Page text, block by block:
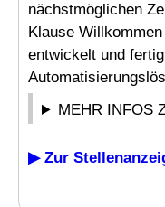
nächstmöglichen
Klause
entwickelt und
MEHR INFOS
▶ Zur